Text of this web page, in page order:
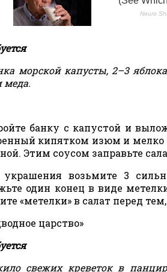
морской капусты, 2–3
меда.
банку с капустой и
кипятком изюм и мелко
Этим соусом заправьте
возьмите 3
один конец в виде
«метелки» в салат перед
царство»
свежих креветок в